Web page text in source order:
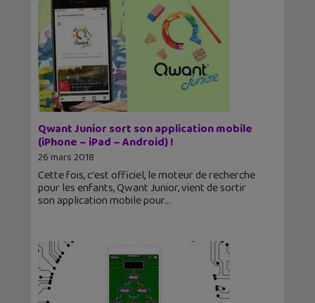
Qwant Junior sort son application mobile
(iPhone – iPad – Android) !
26 mars 2018
Cette fois, c'est officiel, le moteur de recherche
pour les enfants, Qwant Junior, vient de sortir
son application mobile pour